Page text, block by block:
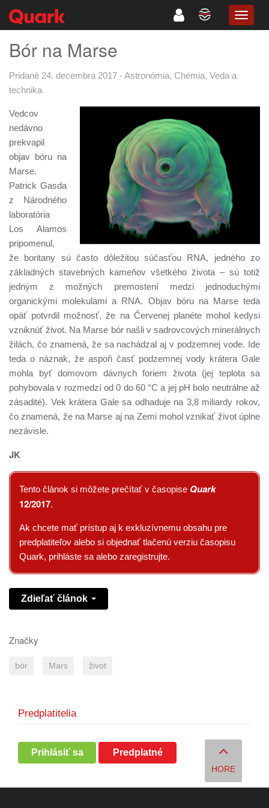
Bór na Marse
Pridané 24. decembra 2017 -Astronómia, Chémia, Veda a
technika
Vedcov
nedávno
prekvapil
objav bóru na
Marse.
Patrick Gasda
z Národného
laboratória
Los Alamos
pripomenul,
že boritany sú často dôležitou súčasťou RNA, jedného zo
základných stavebných kameňov všetkého života – sú totiž
jedným z možných premostení medzi jednoduchými
organickými molekulami a RNA. Objav bóru na Marse teda
opäť potvrdil možnosť, že na Červenej planéte mohol kedysi
vzniknúť život. Na Marse bór našli v sadrovcových minerálnych
žilách, čo znamená, že sa nachádzal aj v podzemnej vode. Ide
teda o náznak, že aspoň časť podzemnej vody krátera Gale
mohla byť domovom dávnych foriem života (jej teplota sa
pohybovala v rozmedzí od 0 do 60 °C a jej pH bolo neutrálne až
zásadité). Vek krátera Gale sa odhaduje na 3,8 miliardy rokov,
čo znamená, že na Marse aj na Zemi mohol vznikať život úplne
nezávisle.
JK
Tento článok si môžete prečítať v časopise Quark
12/2017.
Ak chcete mať prístup aj k exkluzívnemu obsahu pre
predplatiteľov alebo si objednať tlačenú verziu časopisu
Quark, prihláste sa alebo zaregistrujte.
Zdieľať článok
Značky
bór Mars život
Predplatitelia
Prihlásiť sa Predplatné
HORE